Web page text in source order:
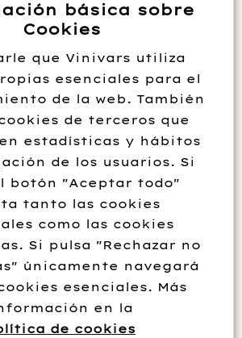
al carrito
adicional
,75 cl
, Graciano ,Mazuelo,Merlot , Tempranillo
de la bodega
básica sobre
Cookies
que Vinivars utiliza
esenciales para el
de la web. También
de terceros que
estadísticas y hábitos
de los usuarios. Si
botón "Aceptar todo"
tanto las cookies
como las cookies
Si pulsa "Rechazar no
únicamente navegará
esenciales. Más
en la
de cookies